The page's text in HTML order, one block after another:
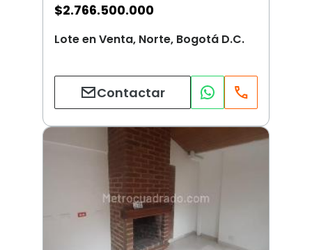
$2.766.500.000
Lote en Venta, Norte, Bogotá D.C.
Contactar